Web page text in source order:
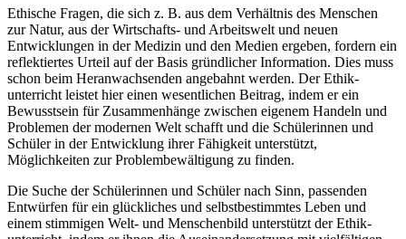
Ethische Fragen, die sich z. B. aus dem Verhältnis des Menschen
zur Natur, aus der Wirtschafts- und Arbeits­welt und neuen
Entwicklungen in der Medizin und den Medien ergeben, fordern ein
reflektiertes Urteil auf der Basis gründlicher Information. Dies muss
schon beim Heranwachsenden angebahnt werden. Der Ethik­
unterricht leistet hier einen wesentlichen Beitrag, indem er ein
Bewusstsein für Zusammenhänge zwischen eigenem Handeln und
Problemen der modernen Welt schafft und die Schülerinnen und
Schüler in der Entwicklung ihrer Fähigkeit unterstützt,
Möglichkeiten zur Problembewältigung zu finden.
Die Suche der Schülerinnen und Schüler nach Sinn, passenden
Entwürfen für ein glückliches und selbst­be­stimmtes Leben und
einem stimmigen Welt- und Menschenbild unterstützt der Ethik­